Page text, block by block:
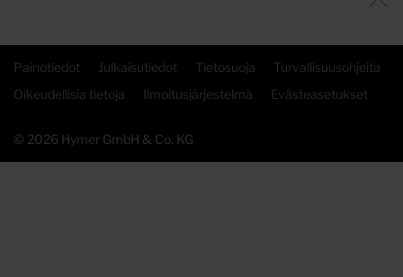
Painotiedot Julkaisutiedot Tietosuoja
Turvallisuusohjeita
Oikeudellisia tietoja
Ilmoitusjärjestelmä Evästeasetukset
© 2026 Hymer GmbH & Co. KG